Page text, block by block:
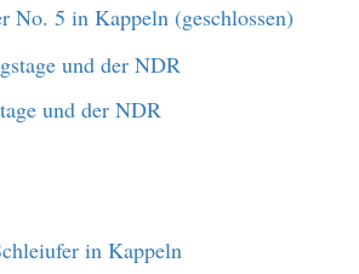
No. 5 in Kappeln (geschlossen)
und der NDR